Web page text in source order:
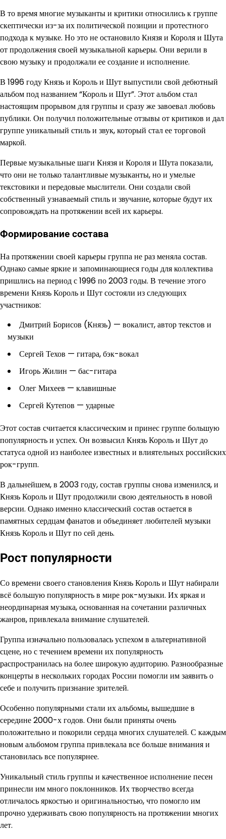
В то время многие музыканты и критики относились к группе
скептически из-за их политической позиции и протестного
подхода к музыке. Но это не остановило Князя и Короля и Шута
от продолжения своей музыкальной карьеры. Они верили в
свою музыку и продолжали ее создание и исполнение.
В 1996 году Князь и Король и Шут выпустили свой дебютный
альбом под названием “Король и Шут”. Этот альбом стал
настоящим прорывом для группы и сразу же завоевал любовь
публики. Он получил положительные отзывы от критиков и дал
группе уникальный стиль и звук, который стал ее торговой
маркой.
Первые музыкальные шаги Князя и Короля и Шута показали,
что они не только талантливые музыканты, но и умелые
текстовики и передовые мыслители. Они создали свой
собственный узнаваемый стиль и звучание, которые будут их
сопровождать на протяжении всей их карьеры.
Формирование состава
На протяжении своей карьеры группа не раз меняла состав.
Однако самые яркие и запоминающиеся годы для коллектива
пришлись на период с 1996 по 2003 годы. В течение этого
времени Князь Король и Шут состояли из следующих
участников:
Дмитрий Борисов (Князь) — вокалист, автор текстов и
музыки
Сергей Техов — гитара, бэк-вокал
Игорь Жилин — бас-гитара
Олег Михеев — клавишные
Сергей Кутепов — ударные
Этот состав считается классическим и принес группе большую
популярность и успех. Он возвысил Князь Король и Шут до
статуса одной из наиболее известных и влиятельных российских
рок-групп.
В дальнейшем, в 2003 году, состав группы снова изменился, и
Князь Король и Шут продолжили свою деятельность в новой
версии. Однако именно классический состав остается в
памятных сердцам фанатов и объединяет любителей музыки
Князь Король и Шут по сей день.
Рост популярности
Со времени своего становления Князь Король и Шут набирали
всё большую популярность в мире рок-музыки. Их яркая и
неординарная музыка, основанная на сочетании различных
жанров, привлекала внимание слушателей.
Группа изначально пользовалась успехом в альтернативной
сцене, но с течением времени их популярность
распространилась на более широкую аудиторию. Разнообразные
концерты в нескольких городах России помогли им заявить о
себе и получить признание зрителей.
Особенно популярными стали их альбомы, вышедшие в
середине 2000-х годов. Они были приняты очень
положительно и покорили сердца многих слушателей. С каждым
новым альбомом группа привлекала все больше внимания и
становилась все популярнее.
Уникальный стиль группы и качественное исполнение песен
принесли им много поклонников. Их творчество всегда
отличалось яркостью и оригинальностью, что помогло им
прочно удерживать свою популярность на протяжении многих
лет.